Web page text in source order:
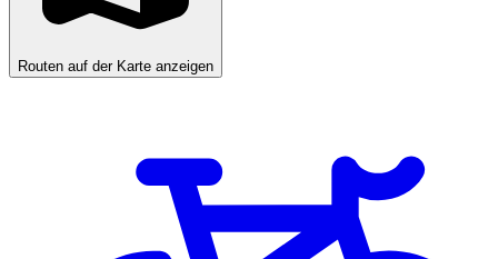
Routen auf der Karte anzeigen